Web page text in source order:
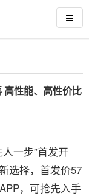
高性能、高性价比
一步”首发开
选择，首发价57
，可抢先入手